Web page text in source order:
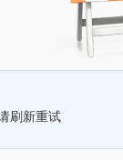
刷新重试